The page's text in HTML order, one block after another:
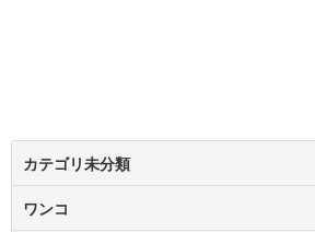
カテゴリ未分類
ワンコ